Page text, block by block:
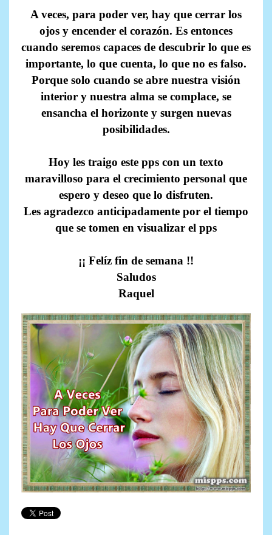
A veces, para poder ver, hay que cerrar los
ojos y encender el corazón. Es entonces
cuando seremos capaces de descubrir lo que es
importante, lo que cuenta, lo que no es falso.
Porque solo cuando se abre nuestra visión
interior y nuestra alma se complace, se
ensancha el horizonte y surgen nuevas
posibilidades.
Hoy les traigo este pps con un texto
maravilloso para el crecimiento personal que
espero y deseo que lo disfruten.
Les agradezco anticipadamente por el tiempo
que se tomen en visualizar el pps
¡¡ Felíz fin de semana !!
Saludos
Raquel